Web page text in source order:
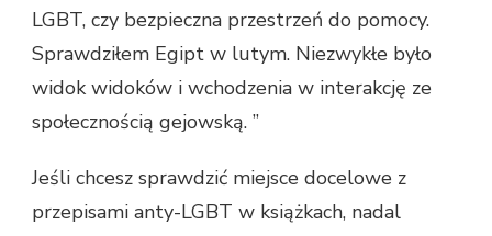
LGBT, czy bezpieczna przestrzeń do pomocy.
Sprawdziłem Egipt w lutym. Niezwykłe było
widok widoków i wchodzenia w interakcję ze
społecznością gejowską. ”
Jeśli chcesz sprawdzić miejsce docelowe z
przepisami anty-LGBT w książkach, nadal